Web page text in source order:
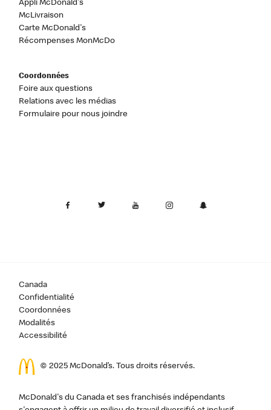
Appli McDonald's
McLivraison
Carte McDonald's
Récompenses MonMcDo
Coordonnées
Foire aux questions
Relations avec les médias
Formulaire pour nous joindre
Canada
Confidentialité
Coordonnées
Modalités
Accessibilité
© 2025 McDonald’s. Tous droits réservés.
McDonald's du Canada et ses franchisés indépendants